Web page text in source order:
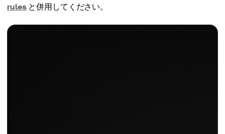
rulesと併用してください。